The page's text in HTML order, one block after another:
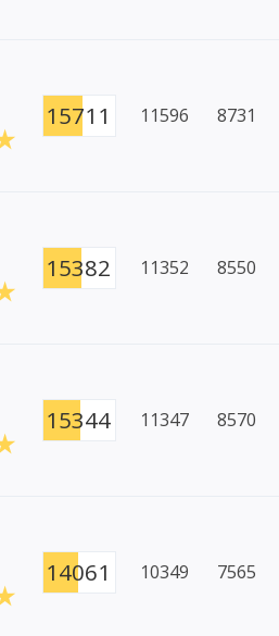
15711 11596 8731
15382 11352 8550
15344 11347 8570
14061 10349 7565